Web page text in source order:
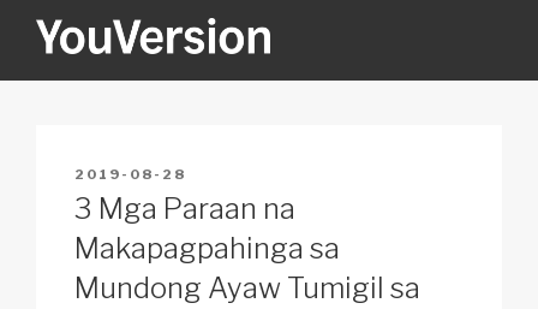
YOUVERSION
POSTED
ON
2019-08-28
3 Mga Paraan na
Makapagpahinga sa
Mundong Ayaw Tumigil sa